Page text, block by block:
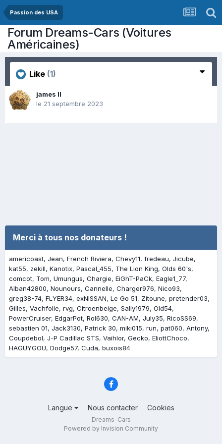
Passion des USA
Forum Dreams-Cars (Voitures
Américaines)
Like (1)
james ll
le 21 septembre 2023
Merci à tous nos donateurs !
americoast Jean French Riviera Chevy11 fredeau Jicube
kat55
zekill Kanotix Pascal_455 The Lion King Olds 60's
comcot Tom Umungus Chargie EiGhT-PaCk Eagle1_77
Alban42800 Nounours Cannelle Charger976 Nico93
greg38-74 FLYER34 exNISSAN Le Go 51 Zitoune pretender03
Gilles Vachfolle rvg Citroenbeige Sally1979 Old54
PowerCruiser EdgarPot Rol630 CAN-AM July35 RicoSS69
sebastien 01 Jack3130 Patrick 30 miki015 run pat060 Antony
Coupdebol J-P Cadillac STS Vaihlor Gecko EliottChoco
HAGUYGOU Dodge57 Cuda buxois84
Langue Nous contacter Cookies
Dreams-Cars
Powered by Invision Community